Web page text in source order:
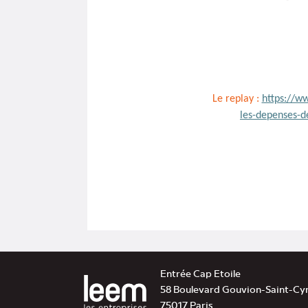
Le replay : https://
les-
Entrée Cap Etoile
58 Boulevard Gouvion-Saint-
75017 Paris